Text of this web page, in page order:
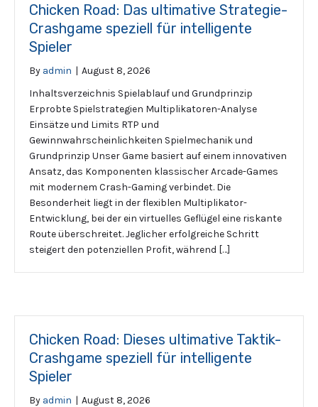
Chicken Road: Das ultimative Strategie-
Crashgame speziell für intelligente
Spieler
By admin | August 8, 2026
Inhaltsverzeichnis Spielablauf und Grundprinzip
Erprobte Spielstrategien Multiplikatoren-Analyse
Einsätze und Limits RTP und
Gewinnwahrscheinlichkeiten Spielmechanik und
Grundprinzip Unser Game basiert auf einem innovativen
Ansatz, das Komponenten klassischer Arcade-Games
mit modernem Crash-Gaming verbindet. Die
Besonderheit liegt in der flexiblen Multiplikator-
Entwicklung, bei der ein virtuelles Geflügel eine riskante
Route überschreitet. Jeglicher erfolgreiche Schritt
steigert den potenziellen Profit, während […]
Chicken Road: Dieses ultimative Taktik-
Crashgame speziell für intelligente
Spieler
By admin | August 8, 2026